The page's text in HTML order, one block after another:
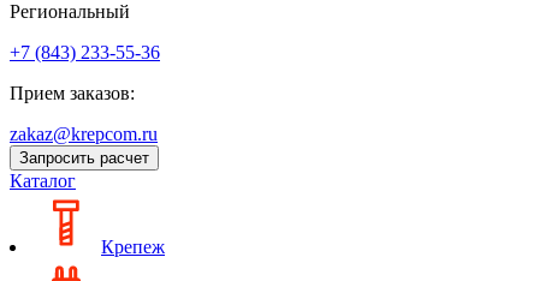
Региональный
+7 (843) 233-55-36
Прием заказов:
zakaz@krepcom.ru
Запросить расчет
Каталог
Крепеж